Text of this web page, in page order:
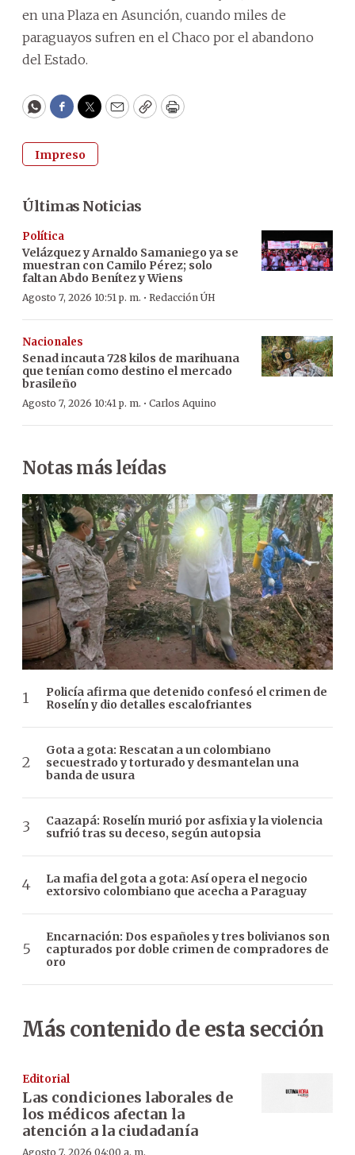
en una Plaza en Asunción, cuando miles de
paraguayos sufren en el Chaco por el abandono
del Estado.
WhatsApp
Facebook
Twitter
EmailCopyPrint
Impreso
Últimas Noticias
Política
Velázquez y Arnaldo Samaniego ya se
muestran con Camilo Pérez; solo
faltan Abdo Benítez y Wiens
Agosto 7, 2026 10:51 p. m. · Redacción ÚH
Nacionales
Senad incauta 728 kilos de marihuana
que tenían como destino el mercado
brasileño
Agosto 7, 2026 10:41 p. m. · Carlos Aquino
Notas más leídas
Policía afirma que detenido confesó el crimen de
Roselín y dio detalles escalofriantes
Gota a gota: Rescatan a un colombiano
secuestrado y torturado y desmantelan una
banda de usura
Caazapá: Roselín murió por asfixia y la violencia
sufrió tras su deceso, según autopsia
La mafia del gota a gota: Así opera el negocio
extorsivo colombiano que acecha a Paraguay
Encarnación: Dos españoles y tres bolivianos son
capturados por doble crimen de compradores de
oro
Más contenido de esta sección
Editorial
Las condiciones laborales de
los médicos afectan la
atención a la ciudadanía
Agosto 7, 2026 04:00 a. m.